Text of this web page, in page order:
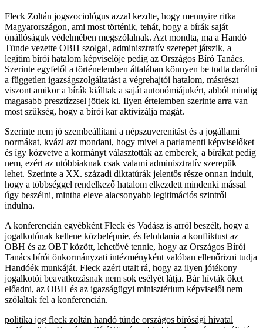
Fleck Zoltán jogszociológus azzal kezdte, hogy mennyire ritka
Magyarországon, ami most történik, tehát, hogy a bírák saját
önállóságuk védelmében megszólalnak. Azt mondta, ma a Handó
Tünde vezette OBH szolgai, adminisztratív szerepet játszik, a
legitim bírói hatalom képviselője pedig az Országos Bíró Tanács.
Szerinte egyfelől a történelemben általában könnyen be tudta darálni
a független igazságszolgáltatást a végrehajtói hatalom, másrészt
viszont amikor a bírák kiálltak a saját autonómiájukért, abból mindig
magasabb presztízzsel jöttek ki. Ilyen értelemben szerinte arra van
most szükség, hogy a bírói kar aktivizálja magát.
Szerinte nem jó szembeállítani a népszuverenitást és a jogállami
normákat, kvázi azt mondani, hogy mivel a parlamenti képviselőket
és így közvetve a kormányt választották az emberek, a bírákat pedig
nem, ezért az utóbbiaknak csak valami adminisztratív szerepük
lehet. Szerinte a XX. századi diktatúrák jelentős része onnan indult,
hogy a többséggel rendelkező hatalom elkezdett mindenki mással
úgy beszélni, mintha eleve alacsonyabb legitimációs szintről
indulna.
A konferencián egyébként Fleck és Vadász is arról beszélt, hogy a
jogalkotónak kellene közbelépnie, és feloldania a konfliktust az
OBH és az OBT között, lehetővé tennie, hogy az Országos Bírói
Tanács bírói önkormányzati intézményként valóban ellenőrizni tudja
Handóék munkáját. Fleck azért utalt rá, hogy az ilyen jótékony
jogalkotói beavatkozásnak nem sok esélyét látja. Bár hívták őket
előadni, az OBH és az igazságügyi minisztérium képviselői nem
szólaltak fel a konferencián.
politika jog fleck zoltán handó tünde országos bírósági hivatal